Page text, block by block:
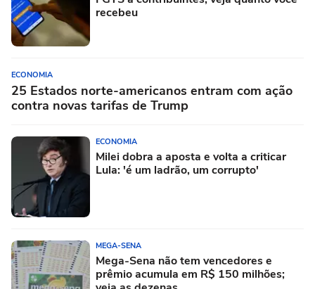
recebeu
ECONOMIA
25 Estados norte-americanos entram com ação
contra novas tarifas de Trump
ECONOMIA
Milei dobra a aposta e volta a criticar
Lula: 'é um ladrão, um corrupto'
MEGA-SENA
Mega-Sena não tem vencedores e
prêmio acumula em R$ 150 milhões;